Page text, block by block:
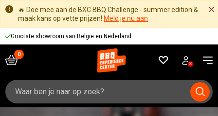
🔥 Doe mee aan de BXC BBQ Challenge - summer edition &
maak kans op vette prijzen! Meld je nu aan
Grootste showroom van België en Nederland
Zoeken
naar: